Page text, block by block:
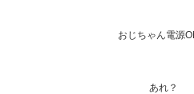
おじちゃん電源
あれ？